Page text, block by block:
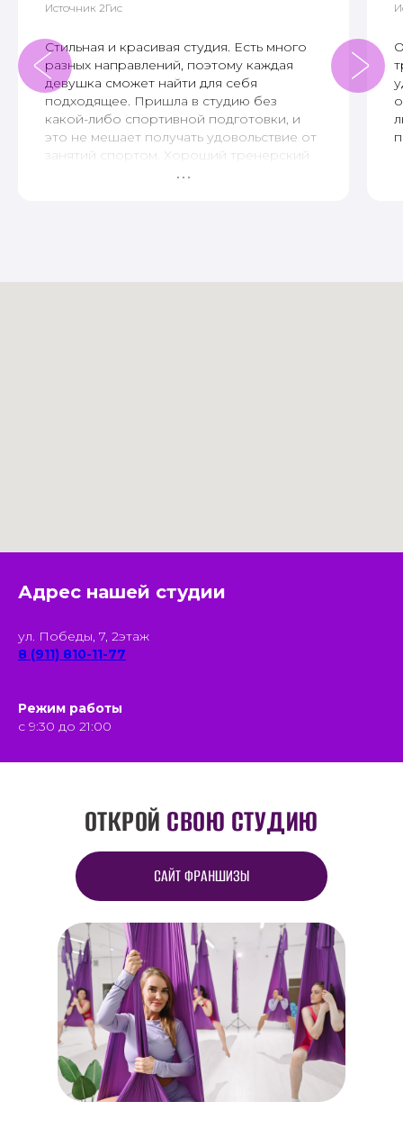
Источник 2Гис
Стильная и красивая студия. Есть много
разных направлений, поэтому каждая
девушка сможет найти для себя
подходящее. Пришла в студию без
какой-либо спортивной подготовки, и
это не мешает получать удовольствие от
занятий спортом. Хороший тренерский
состав и очень приятные
Адрес нашей студии
ул. Победы, 7, 2этаж
8 (911) 810-11-77
Режим работы
с 9:30 до 21:00
САЙТ ФРАНШИЗЫ
ОТКРОЙ СВОЮ СТУДИЮ